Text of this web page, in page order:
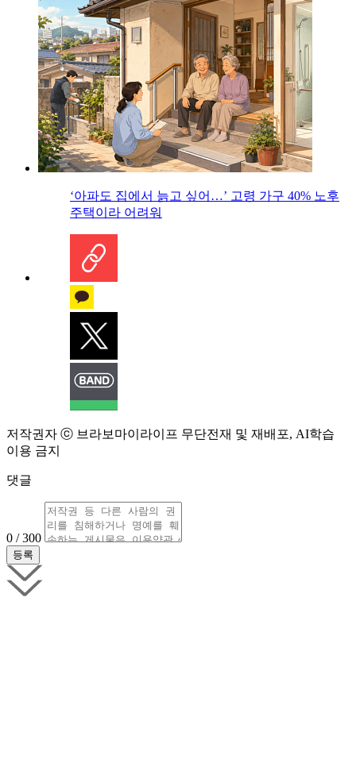
‘아파도 집에서 늙고 싶어…’ 고령 가구 40% 노후
주택이라 어려워
저작권자 ⓒ 브라보마이라이프 무단전재 및 재배포, AI학습
이용 금지
댓글
0 / 300